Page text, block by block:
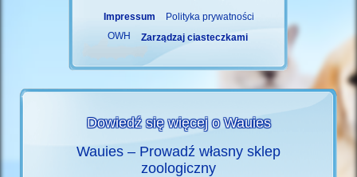
Impressum
Polityka prywatności
OWH
Zarządzaj ciasteczkami
Dowiedź się więcej o Wauies
Wauies – Prowadź własny sklep
zoologiczny